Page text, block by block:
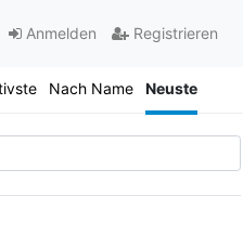
Anmelden Registrieren
Nach Name Neuste